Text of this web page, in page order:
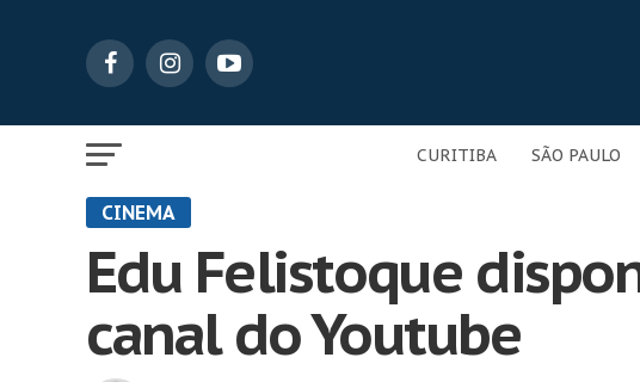
CURITIBA SÃO PAULO
CINEMA
Edu Felistoque
canal do Youtube